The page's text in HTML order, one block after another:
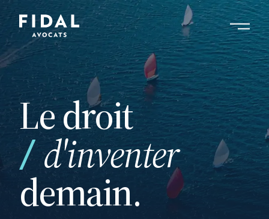
Aller
au
contenu
principal
Le droit
d'inventer
demain.